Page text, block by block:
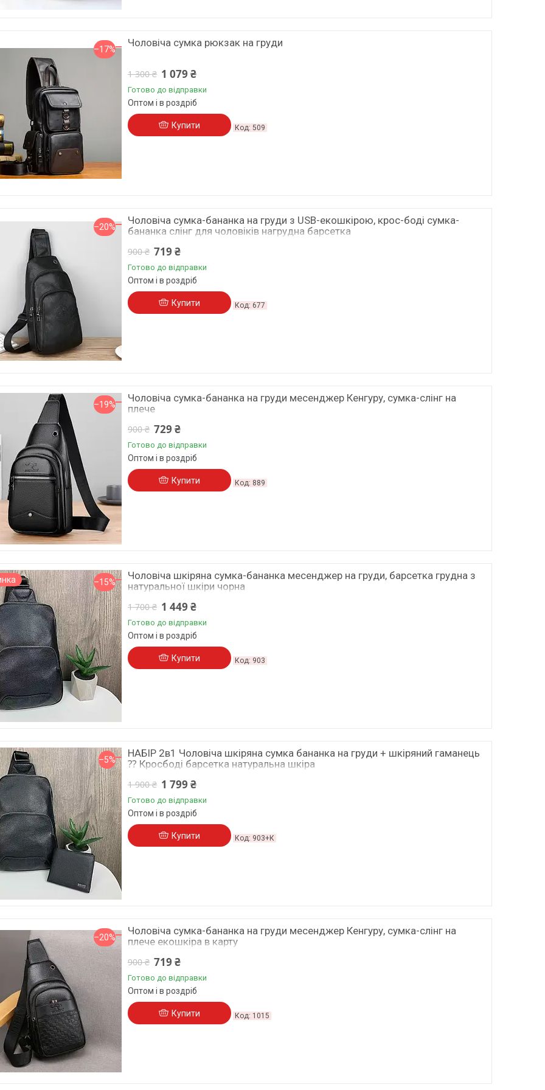
–17%
Чоловіча сумка рюкзак на груди
1 300 ₴ 1 079 ₴
Готово до відправки
Оптом і в роздріб
Купити 509
–20%
Чоловіча сумка-бананка на груди з USB-екошкірою, крос-боді сумка-
бананка слінг для чоловіків нагрудна барсетка
900 ₴ 719 ₴
Готово до відправки
Оптом і в роздріб
Купити 677
–19%
Чоловіча сумка-бананка на груди месенджер Кенгуру, сумка-слінг на
плече
900 ₴ 729 ₴
Готово до відправки
Оптом і в роздріб
Купити 889
–15%
Чоловіча шкіряна сумка-бананка месенджер на груди, барсетка грудна з
натуральної шкіри чорна
1 700 ₴ 1 449 ₴
Готово до відправки
Оптом і в роздріб
Купити 903
–5%
НАБІР 2в1 Чоловіча шкіряна сумка бананка на груди + шкіряний гаманець
⁇ Кросбоді барсетка натуральна шкіра
1 900 ₴ 1 799 ₴
Готово до відправки
Оптом і в роздріб
Купити 903+К
–20%
Чоловіча сумка-бананка на груди месенджер Кенгуру, сумка-слінг на
плече екошкіра в карту
900 ₴ 719 ₴
Готово до відправки
Оптом і в роздріб
Купити 1015